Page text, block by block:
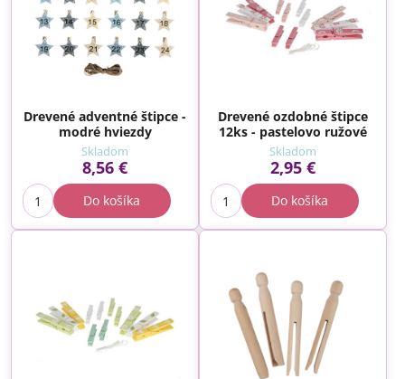
Drevené adventné štipce -
modré hviezdy
Skladom
8,56 €
Do košíka
Drevené ozdobné štipce
12ks - pastelovo ružové
Skladom
2,95 €
Do košíka